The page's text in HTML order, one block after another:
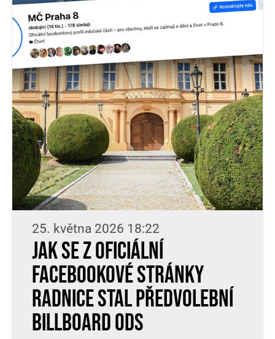
25. května 2026 18:22
Jak se z oficiální
facebookové stránky
radnice stal předvolební
billboard ODS